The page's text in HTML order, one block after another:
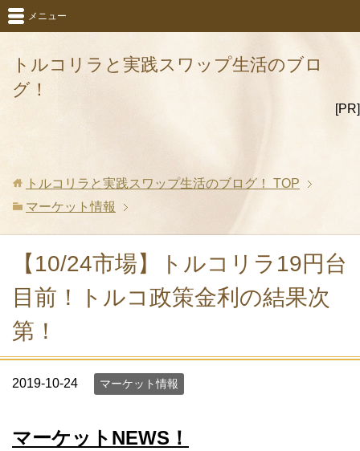
トルコリラと実践スワップ生活のブロ
グ！
[PR]
メニュー
トルコリラと実践スワップ生活のブログ！
TOP
マーケット情報
【10/24市場】トルコリラ19円台
目前！トルコ政策金利の結果次
第！
2019-10-24 マーケット情報
マーケットNEWS！